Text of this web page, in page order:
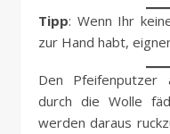
Tipp: Wenn Ihr
zur Hand habt,
Den Pfeifenputzer
durch die Wolle
werden daraus